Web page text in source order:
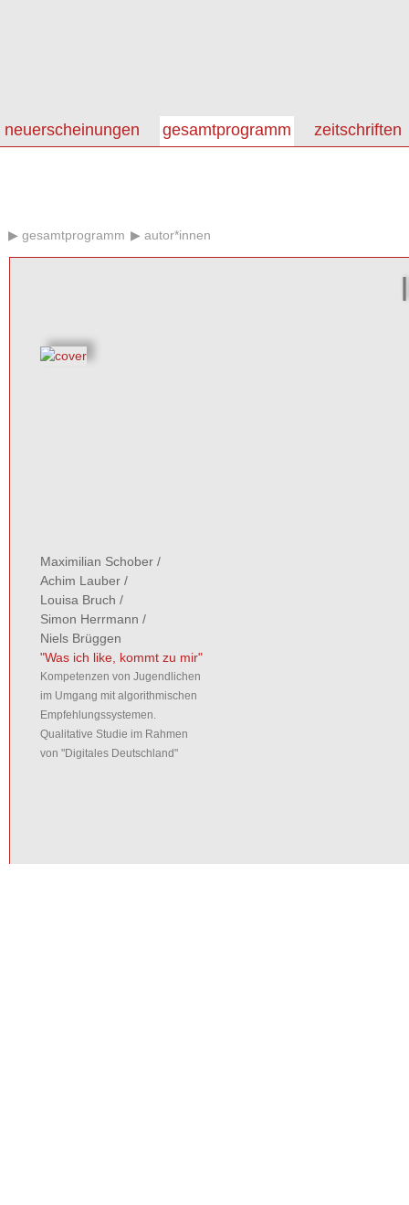
neuerscheinungen gesamtprogramm zeitschriften
gesamtprogramm autor*innen
Maximilian Schober /
Achim Lauber /
Louisa Bruch /
Simon Herrmann /
Niels Brüggen
"Was ich like, kommt zu mir"
Kompetenzen von Jugendlichen
im Umgang mit algorithmischen
Empfehlungssystemen.
Qualitative Studie im Rahmen
von "Digitales Deutschland"